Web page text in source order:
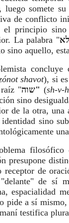
luego somete
de conflicto
el principio
La palabra "
sino aquello,
concluye
shavot), si
"
שוה" (sh-v-h
sino
de la otra, una
sino
filosófico
presupone
receptor de
de sí
espacialidad
pide a sí
testifica